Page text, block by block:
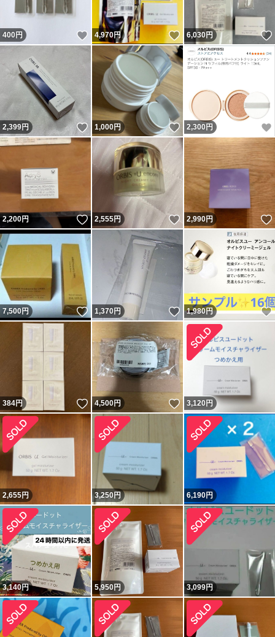
400円 いいね！
4,970円 いいね！
6,030円
2,399円 いいね！
1,000円 いいね！
2,300 円
2,200円 いいね！
2,555円 いいね！
2,990円
7,500円 いいね！
1,370円 いいね！
1,980円
384円 いいね！
4,500円 いいね！
3,120 円
2,655円 3,250円 6,190円
3,140円 5,950円 3,099円